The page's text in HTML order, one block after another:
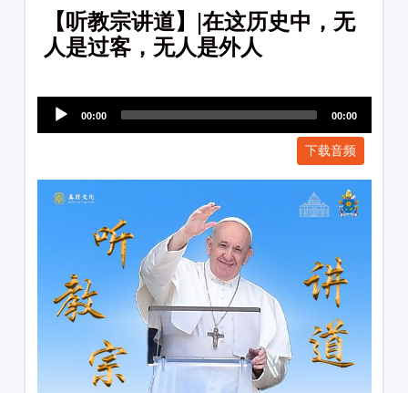
【听教宗讲道】|在这历史中，无
人是过客，无人是外人
Player
00:00 00:00
下载音频